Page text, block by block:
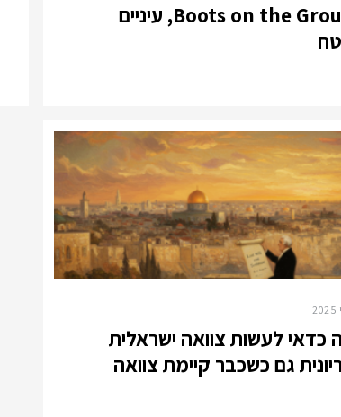
Boots on the Ground, עיניים
כדאי לעשות צוואה ישראלית
גם כשכבר קיימת צוואה